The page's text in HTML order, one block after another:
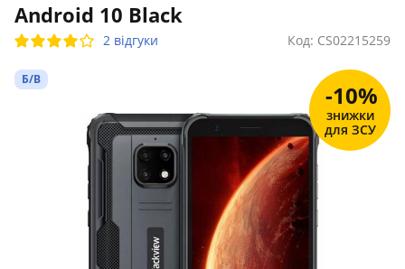
Android 10 Black
2 відгуки Код: CS02215259
Б/В
-10%
знижки
для ЗСУ